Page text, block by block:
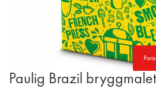
Skip
Paulig Brazil